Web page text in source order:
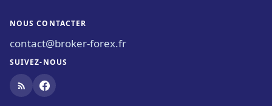
NOUS CONTACTER
contact@broker-forex.fr
SUIVEZ-NOUS